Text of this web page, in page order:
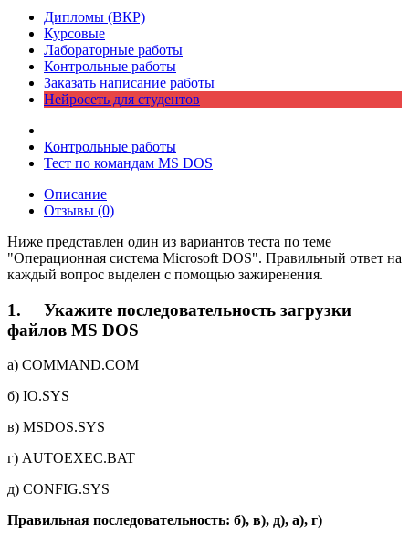
Дипломы (ВКР)
Курсовые
Лабораторные работы
Контрольные работы
Заказать написание работы
Нейросеть для студентов
Контрольные работы
Тест по командам MS DOS
Описание
Отзывы (0)
Ниже представлен один из вариантов теста по теме
"Операционная система Microsoft DOS". Правильный ответ на
каждый вопрос выделен с помощью зажиренения.
1.
Укажите последовательность загрузки
файлов MS DOS
a) COMMAND.COM
б) IO.SYS
в) MSDOS.SYS
г) AUTOEXEC.BAT
д) CONFIG.SYS
Правильная последовательность: б), в), д), а), г)